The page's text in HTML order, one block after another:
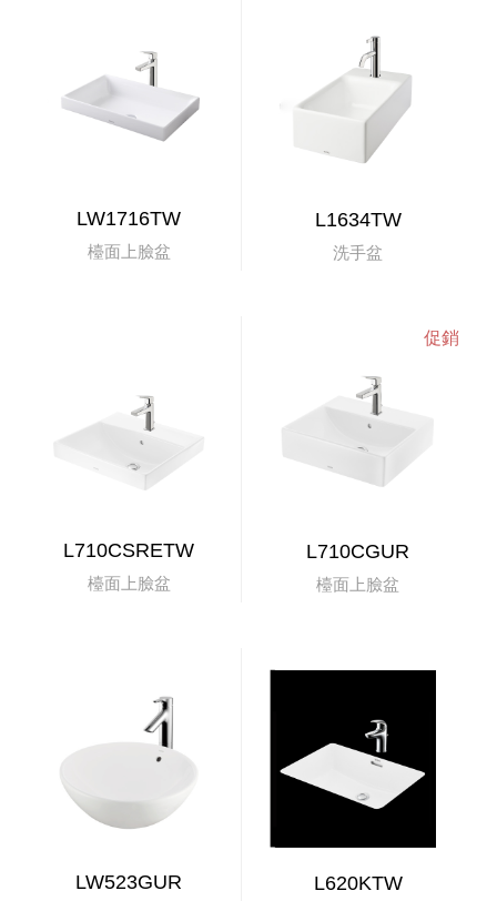
LW1716TW
檯面上臉盆
L1634TW
洗手盆
L710CSRETW
檯面上臉盆
L710CGUR
檯面上臉盆
LW523GUR L620KTW